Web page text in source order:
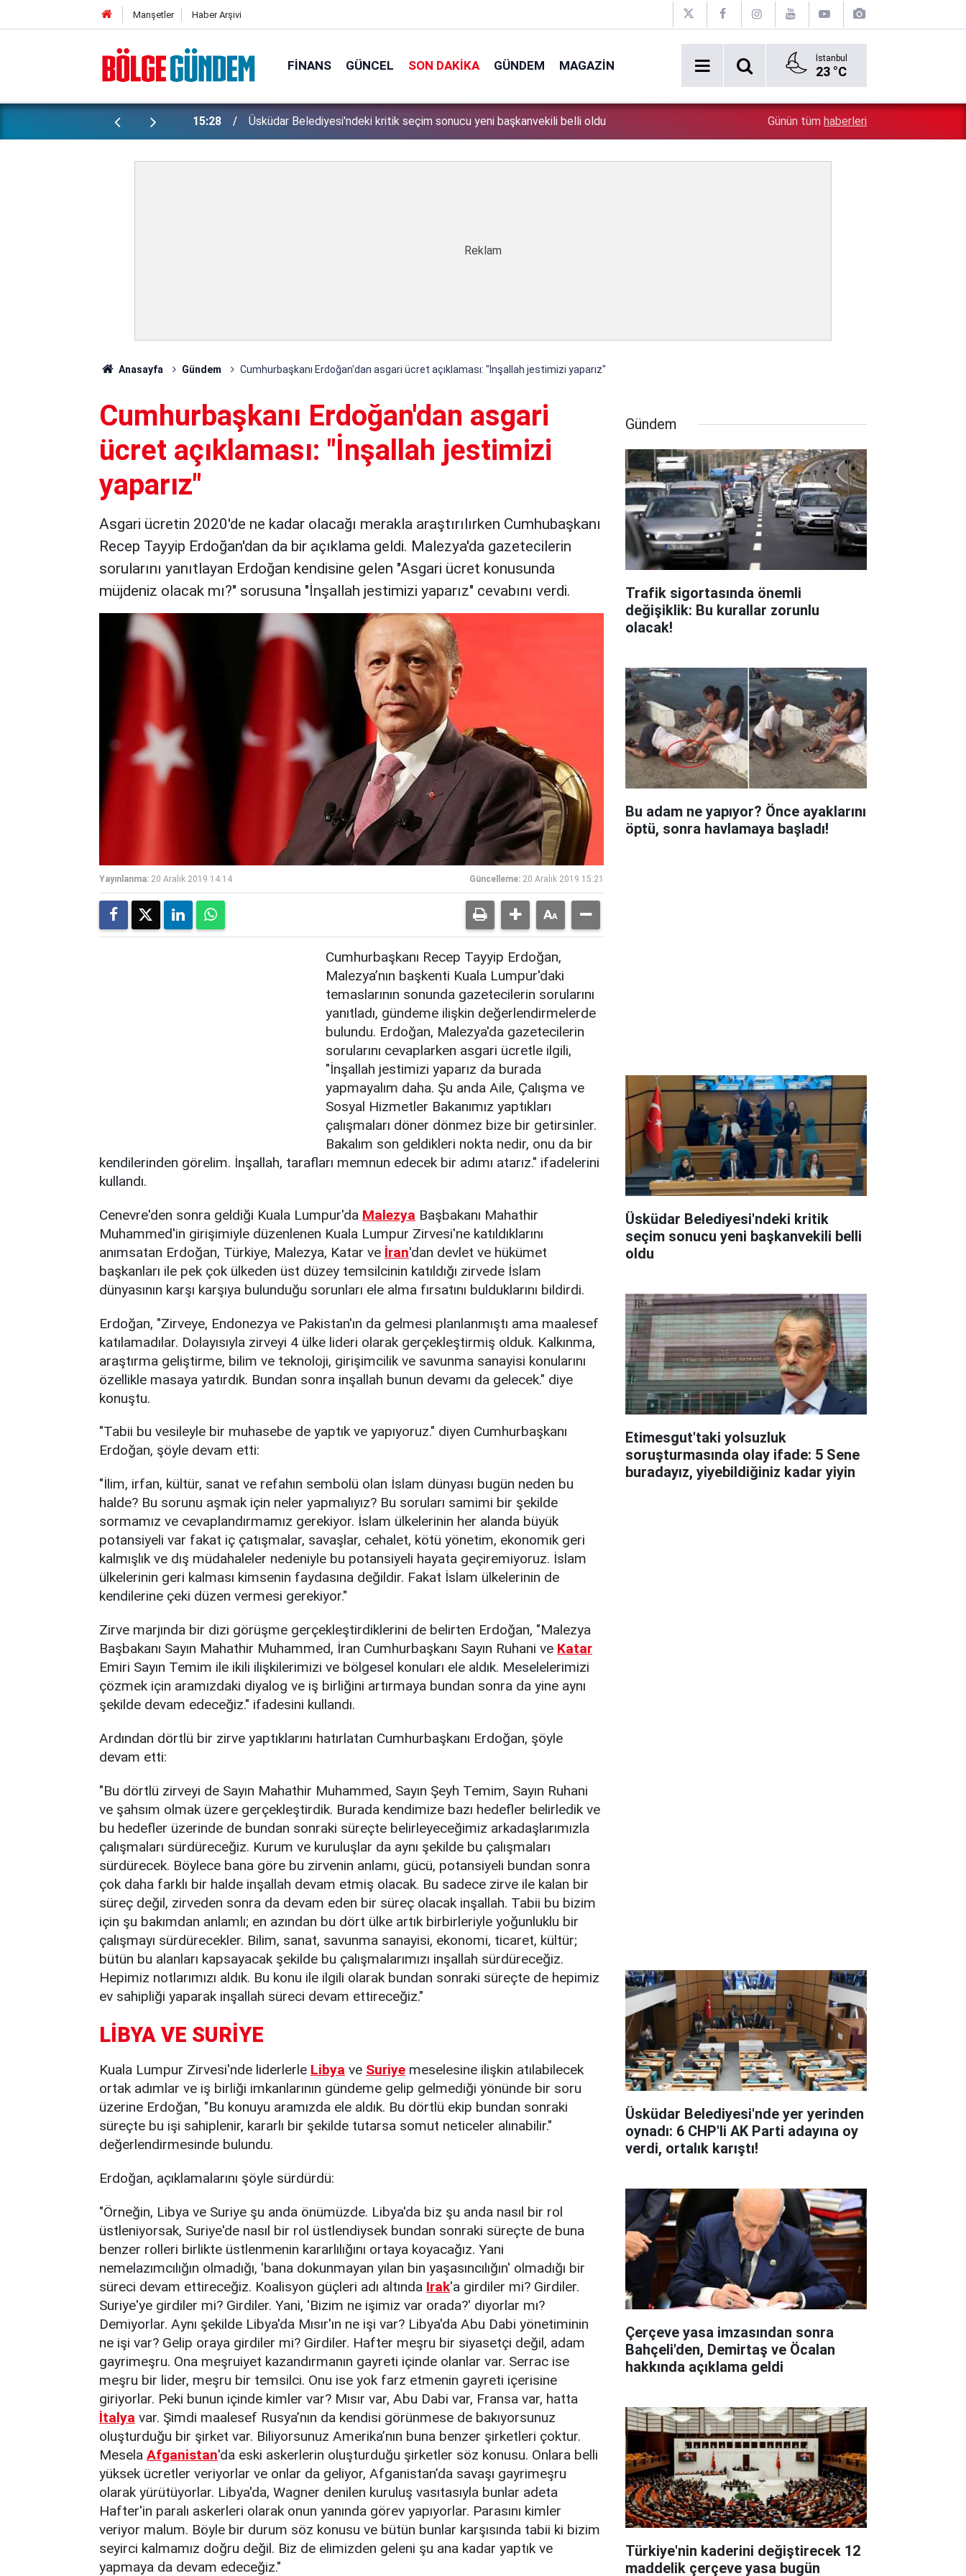
Manşetler Haber Arşivi
FINANS GÜNCEL SON DAKIKA GÜNDEM MAGAZIN İstanbul
23 °C
sonra havlamaya başladı! 15:28 Üsküdar Belediyesi'ndeki kritik seçim sonucu yeni başkanvekili belli oldu
Etimesgut'taki yolsuzluk soruşturmasında olay ifade: 5
yiyebildiğiniz kadar yiyin
Günün tüm haberleri
Anasayfa Gündem Cumhurbaşkanı Erdoğan'dan asgari ücret açıklaması: "İnşallah jestimizi yaparız"
Cumhurbaşkanı Erdoğan'dan asgari
ücret açıklaması: "İnşallah jestimizi
yaparız"
Asgari ücretin 2020'de ne kadar olacağı merakla araştırılırken Cumhubaşkanı
Recep Tayyip Erdoğan'dan da bir açıklama geldi. Malezya'da gazetecilerin
sorularını yanıtlayan Erdoğan kendisine gelen "Asgari ücret konusunda
müjdeniz olacak mı?" sorusuna "İnşallah jestimizi yaparız" cevabını verdi.
Yayınlanma: 20 Aralık 2019 14:14 Güncelleme: 20 Aralık 2019 15:21
Cumhurbaşkanı Recep Tayyip Erdoğan,
Malezya’nın başkenti Kuala Lumpur'daki
temaslarının sonunda gazetecilerin sorularını
yanıtladı, gündeme ilişkin değerlendirmelerde
bulundu. Erdoğan, Malezya'da gazetecilerin
sorularını cevaplarken asgari ücretle ilgili,
"İnşallah jestimizi yaparız da burada
yapmayalım daha. Şu anda Aile, Çalışma ve
Sosyal Hizmetler Bakanımız yaptıkları
çalışmaları döner dönmez bize bir getirsinler.
Bakalım son geldikleri nokta nedir, onu da bir
kendilerinden görelim. İnşallah, tarafları memnun edecek bir adımı atarız." ifadelerini
kullandı.
Cenevre'den sonra geldiği Kuala Lumpur'da Malezya Başbakanı Mahathir
Muhammed'in girişimiyle düzenlenen Kuala Lumpur Zirvesi'ne katıldıklarını
anımsatan Erdoğan, Türkiye, Malezya, Katar ve İran'dan devlet ve hükümet
başkanları ile pek çok ülkeden üst düzey temsilcinin katıldığı zirvede İslam
dünyasının karşı karşıya bulunduğu sorunları ele alma fırsatını bulduklarını bildirdi.
Erdoğan, "Zirveye, Endonezya ve Pakistan'ın da gelmesi planlanmıştı ama maalesef
katılamadılar. Dolayısıyla zirveyi 4 ülke lideri olarak gerçekleştirmiş olduk. Kalkınma,
araştırma geliştirme, bilim ve teknoloji, girişimcilik ve savunma sanayisi konularını
özellikle masaya yatırdık. Bundan sonra inşallah bunun devamı da gelecek." diye
konuştu.
"Tabii bu vesileyle bir muhasebe de yaptık ve yapıyoruz." diyen Cumhurbaşkanı
Erdoğan, şöyle devam etti:
"İlim, irfan, kültür, sanat ve refahın sembolü olan İslam dünyası bugün neden bu
halde? Bu sorunu aşmak için neler yapmalıyız? Bu soruları samimi bir şekilde
sormamız ve cevaplandırmamız gerekiyor. İslam ülkelerinin her alanda büyük
potansiyeli var fakat iç çatışmalar, savaşlar, cehalet, kötü yönetim, ekonomik geri
kalmışlık ve dış müdahaleler nedeniyle bu potansiyeli hayata geçiremiyoruz. İslam
ülkelerinin geri kalması kimsenin faydasına değildir. Fakat İslam ülkelerinin de
kendilerine çeki düzen vermesi gerekiyor."
Zirve marjında bir dizi görüşme gerçekleştirdiklerini de belirten Erdoğan, "Malezya
Başbakanı Sayın Mahathir Muhammed, İran Cumhurbaşkanı Sayın Ruhani ve Katar
Emiri Sayın Temim ile ikili ilişkilerimizi ve bölgesel konuları ele aldık. Meselelerimizi
çözmek için aramızdaki diyalog ve iş birliğini artırmaya bundan sonra da yine aynı
şekilde devam edeceğiz." ifadesini kullandı.
Ardından dörtlü bir zirve yaptıklarını hatırlatan Cumhurbaşkanı Erdoğan, şöyle
devam etti:
"Bu dörtlü zirveyi de Sayın Mahathir Muhammed, Sayın Şeyh Temim, Sayın Ruhani
ve şahsım olmak üzere gerçekleştirdik. Burada kendimize bazı hedefler belirledik ve
bu hedefler üzerinde de bundan sonraki süreçte belirleyeceğimiz arkadaşlarımızla
çalışmaları sürdüreceğiz. Kurum ve kuruluşlar da aynı şekilde bu çalışmaları
sürdürecek. Böylece bana göre bu zirvenin anlamı, gücü, potansiyeli bundan sonra
çok daha farklı bir halde inşallah devam etmiş olacak. Bu sadece zirve ile kalan bir
süreç değil, zirveden sonra da devam eden bir süreç olacak inşallah. Tabii bu bizim
için şu bakımdan anlamlı; en azından bu dört ülke artık birbirleriyle yoğunluklu bir
çalışmayı sürdürecekler. Bilim, sanat, savunma sanayisi, ekonomi, ticaret, kültür;
bütün bu alanları kapsayacak şekilde bu çalışmalarımızı inşallah sürdüreceğiz.
Hepimiz notlarımızı aldık. Bu konu ile ilgili olarak bundan sonraki süreçte de hepimiz
ev sahipliği yaparak inşallah süreci devam ettireceğiz."
LİBYA VE SURİYE
Kuala Lumpur Zirvesi'nde liderlerle Libya ve Suriye meselesine ilişkin atılabilecek
ortak adımlar ve iş birliği imkanlarının gündeme gelip gelmediği yönünde bir soru
üzerine Erdoğan, "Bu konuyu aramızda ele aldık. Bu dörtlü ekip bundan sonraki
süreçte bu işi sahiplenir, kararlı bir şekilde tutarsa somut neticeler alınabilir."
değerlendirmesinde bulundu.
Erdoğan, açıklamalarını şöyle sürdürdü:
"Örneğin, Libya ve Suriye şu anda önümüzde. Libya'da biz şu anda nasıl bir rol
üstleniyorsak, Suriye'de nasıl bir rol üstlendiysek bundan sonraki süreçte de buna
benzer rolleri birlikte üstlenmenin kararlılığını ortaya koyacağız. Yani
nemelazımcılığın olmadığı, 'bana dokunmayan yılan bin yaşasıncılığın' olmadığı bir
süreci devam ettireceğiz. Koalisyon güçleri adı altında Irak'a girdiler mi? Girdiler.
Suriye'ye girdiler mi? Girdiler. Yani, 'Bizim ne işimiz var orada?' diyorlar mı?
Demiyorlar. Aynı şekilde Libya'da Mısır'ın ne işi var? Libya'da Abu Dabi yönetiminin
ne işi var? Gelip oraya girdiler mi? Girdiler. Hafter meşru bir siyasetçi değil, adam
gayrimeşru. Ona meşruiyet kazandırmanın gayreti içinde olanlar var. Serrac ise
meşru bir lider, meşru bir temsilci. Onu ise yok farz etmenin gayreti içerisine
giriyorlar. Peki bunun içinde kimler var? Mısır var, Abu Dabi var, Fransa var, hatta
İtalya var. Şimdi maalesef Rusya’nın da kendisi görünmese de bakıyorsunuz
oluşturduğu bir şirket var. Biliyorsunuz Amerika’nın buna benzer şirketleri çoktur.
Mesela Afganistan'da eski askerlerin oluşturduğu şirketler söz konusu. Onlara belli
yüksek ücretler veriyorlar ve onlar da geliyor, Afganistan’da savaşı gayrimeşru
olarak yürütüyorlar. Libya'da, Wagner denilen kuruluş vasıtasıyla bunlar adeta
Hafter'in paralı askerleri olarak onun yanında görev yapıyorlar. Parasını kimler
veriyor malum. Böyle bir durum söz konusu ve bütün bunlar karşısında tabii ki bizim
seyirci kalmamız doğru değil. Biz de elimizden geleni şu ana kadar yaptık ve
yapmaya da devam edeceğiz."
Gündem
Trafik sigortasında önemli
değişiklik: Bu kurallar zorunlu
olacak!
Bu adam ne yapıyor? Önce ayaklarını
öptü, sonra havlamaya başladı!
Üsküdar Belediyesi'ndeki kritik
seçim sonucu yeni başkanvekili belli
oldu
Etimesgut'taki yolsuzluk
soruşturmasında olay ifade: 5 Sene
buradayız, yiyebildiğiniz kadar yiyin
Üsküdar Belediyesi'nde yer yerinden
oynadı: 6 CHP'li AK Parti adayına oy
verdi, ortalık karıştı!
Çerçeve yasa imzasından sonra
Bahçeli'den, Demirtaş ve Öcalan
hakkında açıklama geldi
Türkiye'nin kaderini değiştirecek 12
maddelik çerçeve yasa bugün